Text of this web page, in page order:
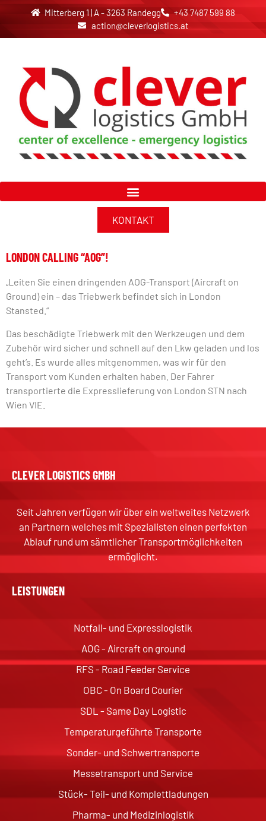
Mitterberg 1 | A - 3263 Randegg
+43 7487 599 88
action@cleverlogistics.at
KONTAKT
LONDON CALLING “AOG”!
„Leiten Sie einen dringenden AOG-Transport (Aircraft on
Ground) ein – das Triebwerk befindet sich in London
Stansted.“
Das beschädigte Triebwerk mit den Werkzeugen und dem
Zubehör wird sicher und schnell auf den Lkw geladen und los
geht’s. Es wurde alles mitgenommen, was wir für den
Transport vom Kunden erhalten haben. Der Fahrer
transportierte die Expresslieferung von London STN nach
Wien VIE.
CLEVER LOGISTICS GMBH
Seit Jahren verfügen wir über ein weltweites Netzwerk
an Partnern welches mit Spezialisten einen perfekten
Ablauf rund um sämtlicher Transportmöglichkeiten
ermöglicht.
LEISTUNGEN
Notfall- und Expresslogistik
AOG - Aircraft on ground
RFS - Road Feeder Service
OBC - On Board Courier
SDL - Same Day Logistic
Temperaturgeführte Transporte
Sonder- und Schwertransporte
Messetransport und Service
Stück- Teil- und Komplettladungen
Pharma- und Medizinlogistik